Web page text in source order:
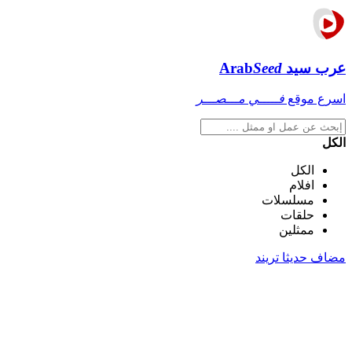
عرب سيد ArabSeed
اسرع موقع فـــــي مـــصـــر
الكل
الكل
افلام
مسلسلات
حلقات
ممثلين
مضاف حديثا تريند